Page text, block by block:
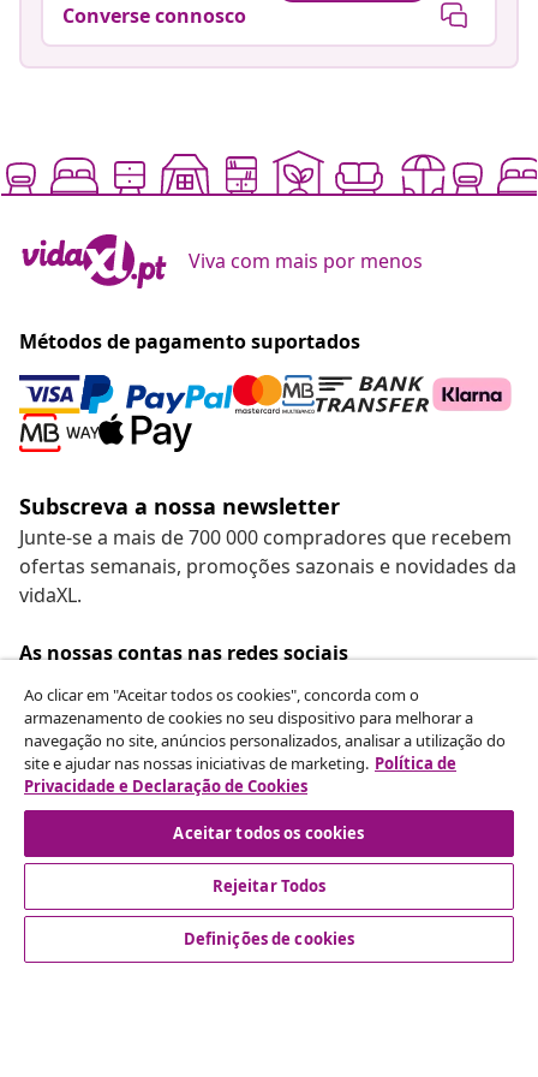
Converse connosco
Viva com mais por menos
Métodos de pagamento suportados
Subscreva a nossa newsletter
Junte-se a mais de 700 000 compradores que recebem
ofertas semanais, promoções sazonais e novidades da
vidaXL.
As nossas contas nas redes sociais
Rescindir o contrato
Envie um pedido de rescisão da sua encomenda.
Rescindir o contrato
Atendimento ao cliente
Ao clicar em "Aceitar todos os cookies", concorda com o
armazenamento de cookies no seu dispositivo para melhorar a
navegação no site, anúncios personalizados, analisar a utilização do
site e ajudar nas nossas iniciativas de marketing. Política de
Privacidade e Declaração de Cookies
Aceitar todos os cookies
Rejeitar Todos
Definições de cookies